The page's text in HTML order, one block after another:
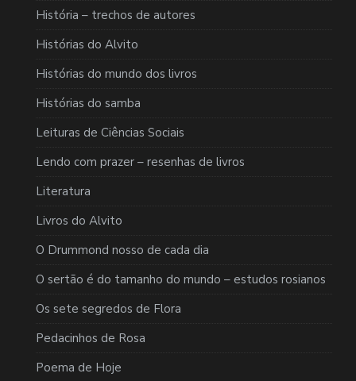
História – trechos de autores
Histórias do Alvito
Histórias do mundo dos livros
Histórias do samba
Leituras de Ciências Sociais
Lendo com prazer – resenhas de livros
Literatura
Livros do Alvito
O Drummond nosso de cada dia
O sertão é do tamanho do mundo – estudos rosianos
Os sete segredos de Flora
Pedacinhos de Rosa
Poema de Hoje